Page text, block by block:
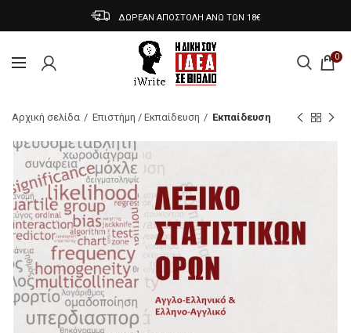
ΔΩΡΕΑΝ ΑΠΟΣΤΟΛΗ ΑΝΩ ΤΩΝ 18€
0
Αρχική σελίδα Επιστήμη / Εκπαίδευση Εκπαίδευση